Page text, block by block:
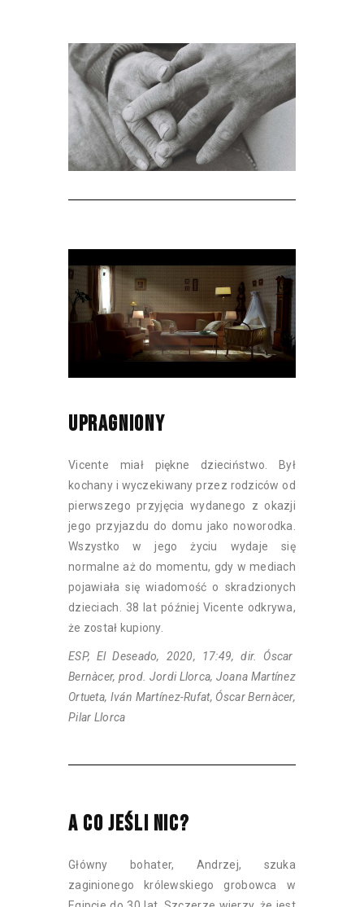
UPRAGNIONY
Vicente miał piękne dzieciństwo. Był
kochany i wyczekiwany przez rodziców od
pierwszego przyjęcia wydanego z okazji
jego przyjazdu do domu jako noworodka.
Wszystko w jego życiu wydaje się
normalne aż do momentu, gdy w mediach
pojawiała się wiadomość o skradzionych
dzieciach. 38 lat później Vicente odkrywa,
że został kupiony.
ESP, El Deseado, 2020, 17:49, dir. Óscar
Bernàcer, prod. Jordi Llorca, Joana Martínez
Ortueta, Iván Martínez-Rufat, Óscar Bernàcer,
Pilar Llorca
A CO JEŚLI NIC?
Główny bohater, Andrzej, szuka
zaginionego królewskiego grobowca w